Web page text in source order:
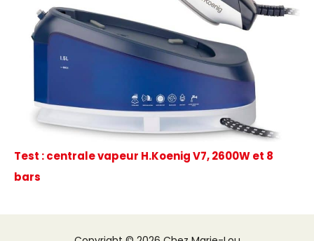
Test : centrale vapeur H.Koenig V7, 2600W et 8
bars